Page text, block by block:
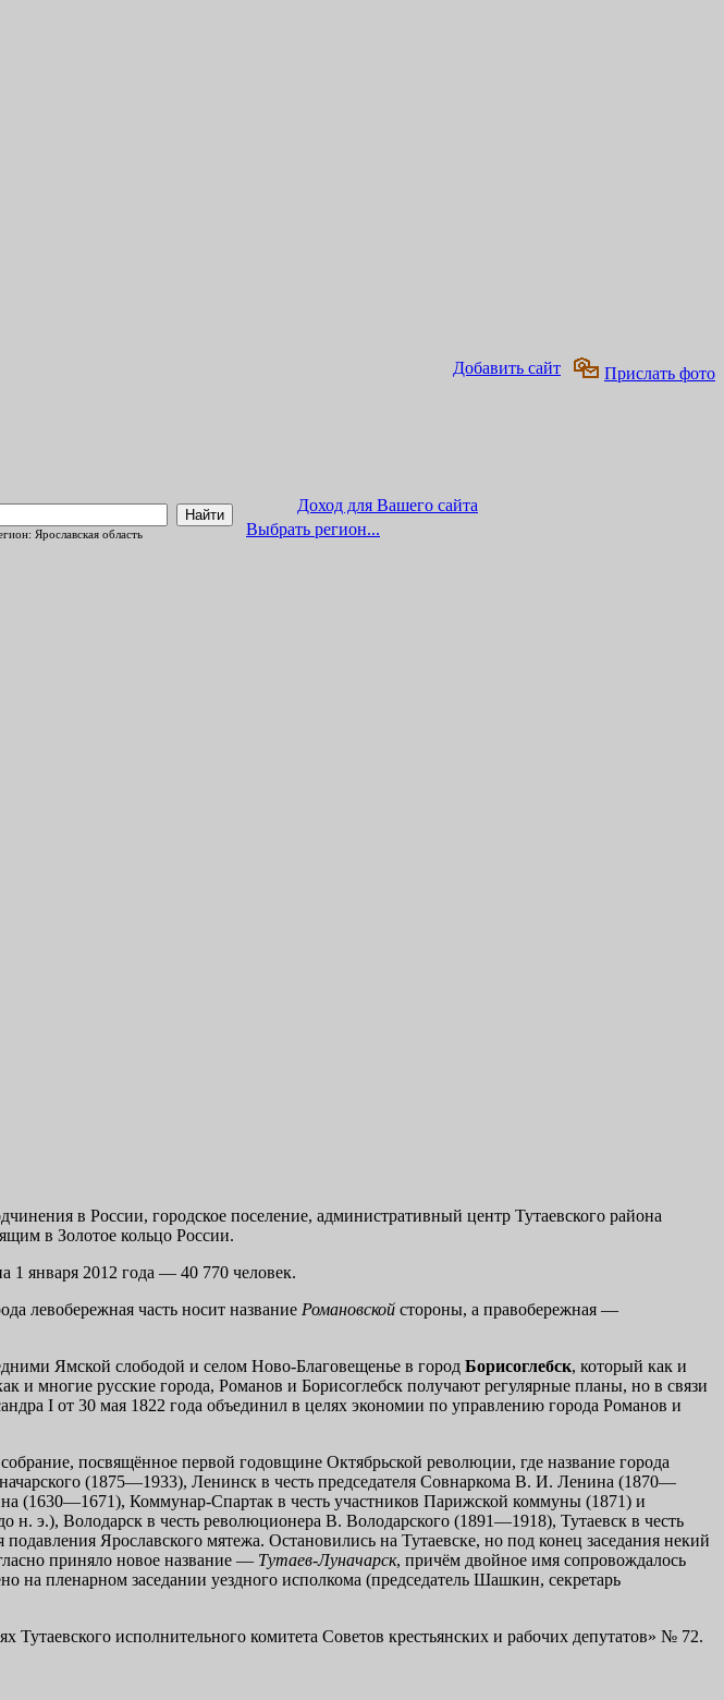
Прислать фото
Добавить сайт
Доход для Вашего сайта
Найти
Ярославская область Выбрать регион...
в России, городское поселение, административный центр Тутаевского района
в Золотое кольцо России.
1 января 2012 года — 40 770 человек.
левобережная часть носит название Романовской стороны, а правобережная —
Ямской слободой и селом Ново-Благовещенье в город Борисоглебск, который как и
и многие русские города, Романов и Борисоглебск получают регулярные планы, но в связи
I от 30 мая 1822 года объединил в целях экономии по управлению города Романов и
посвящённое первой годовщине Октябрьской революции, где название города
(1875—1933), Ленинск в честь председателя Совнаркома В. И. Ленина (1870—
(1630—1671), Коммунар-Спартак в честь участников Парижской коммуны (1871) и
н. э.), Володарск в честь революционера В. Володарского (1891—1918), Тутаевск в честь
подавления Ярославского мятежа. Остановились на Тутаевске, но под конец заседания некий
приняло новое название — Тутаев-Луначарск, причём двойное имя сопровождалось
на пленарном заседании уездного исполкома (председатель Шашкин, секретарь
исполнительного комитета Советов крестьянских и рабочих депутатов» № 72.